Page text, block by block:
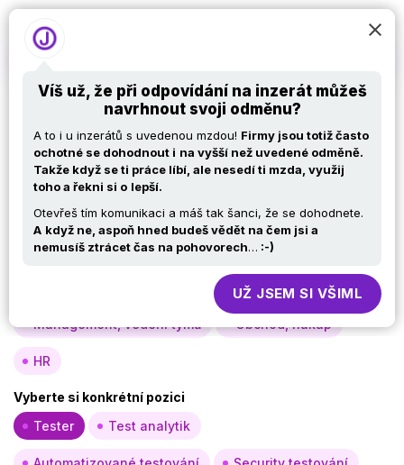
Nabídky práce v IT –
Tester
Vyberte si oblast
Analýza, návrh
Vývoj Testy
Provoz, infra
Management, vedení týmů Obchod, nákup
HR
Vyberte si konkrétní pozici
Tester
Test analytik
Víš už, že při odpovídání na inzerát můžeš
navrhnout svoji odměnu?
A to i u inzerátů s uvedenou mzdou! Firmy jsou totiž často
ochotné se dohodnout i na vyšší než uvedené odměně.
Takže když se ti práce líbí, ale nesedí ti mzda, využij
toho a řekni si o lepší.
Otevřeš tím komunikaci a máš tak šanci, že se dohodnete.
A když ne, aspoň hned budeš vědět na čem jsi a
nemusíš ztrácet čas na pohovorech… :-)
UŽ JSEM SI VŠIML